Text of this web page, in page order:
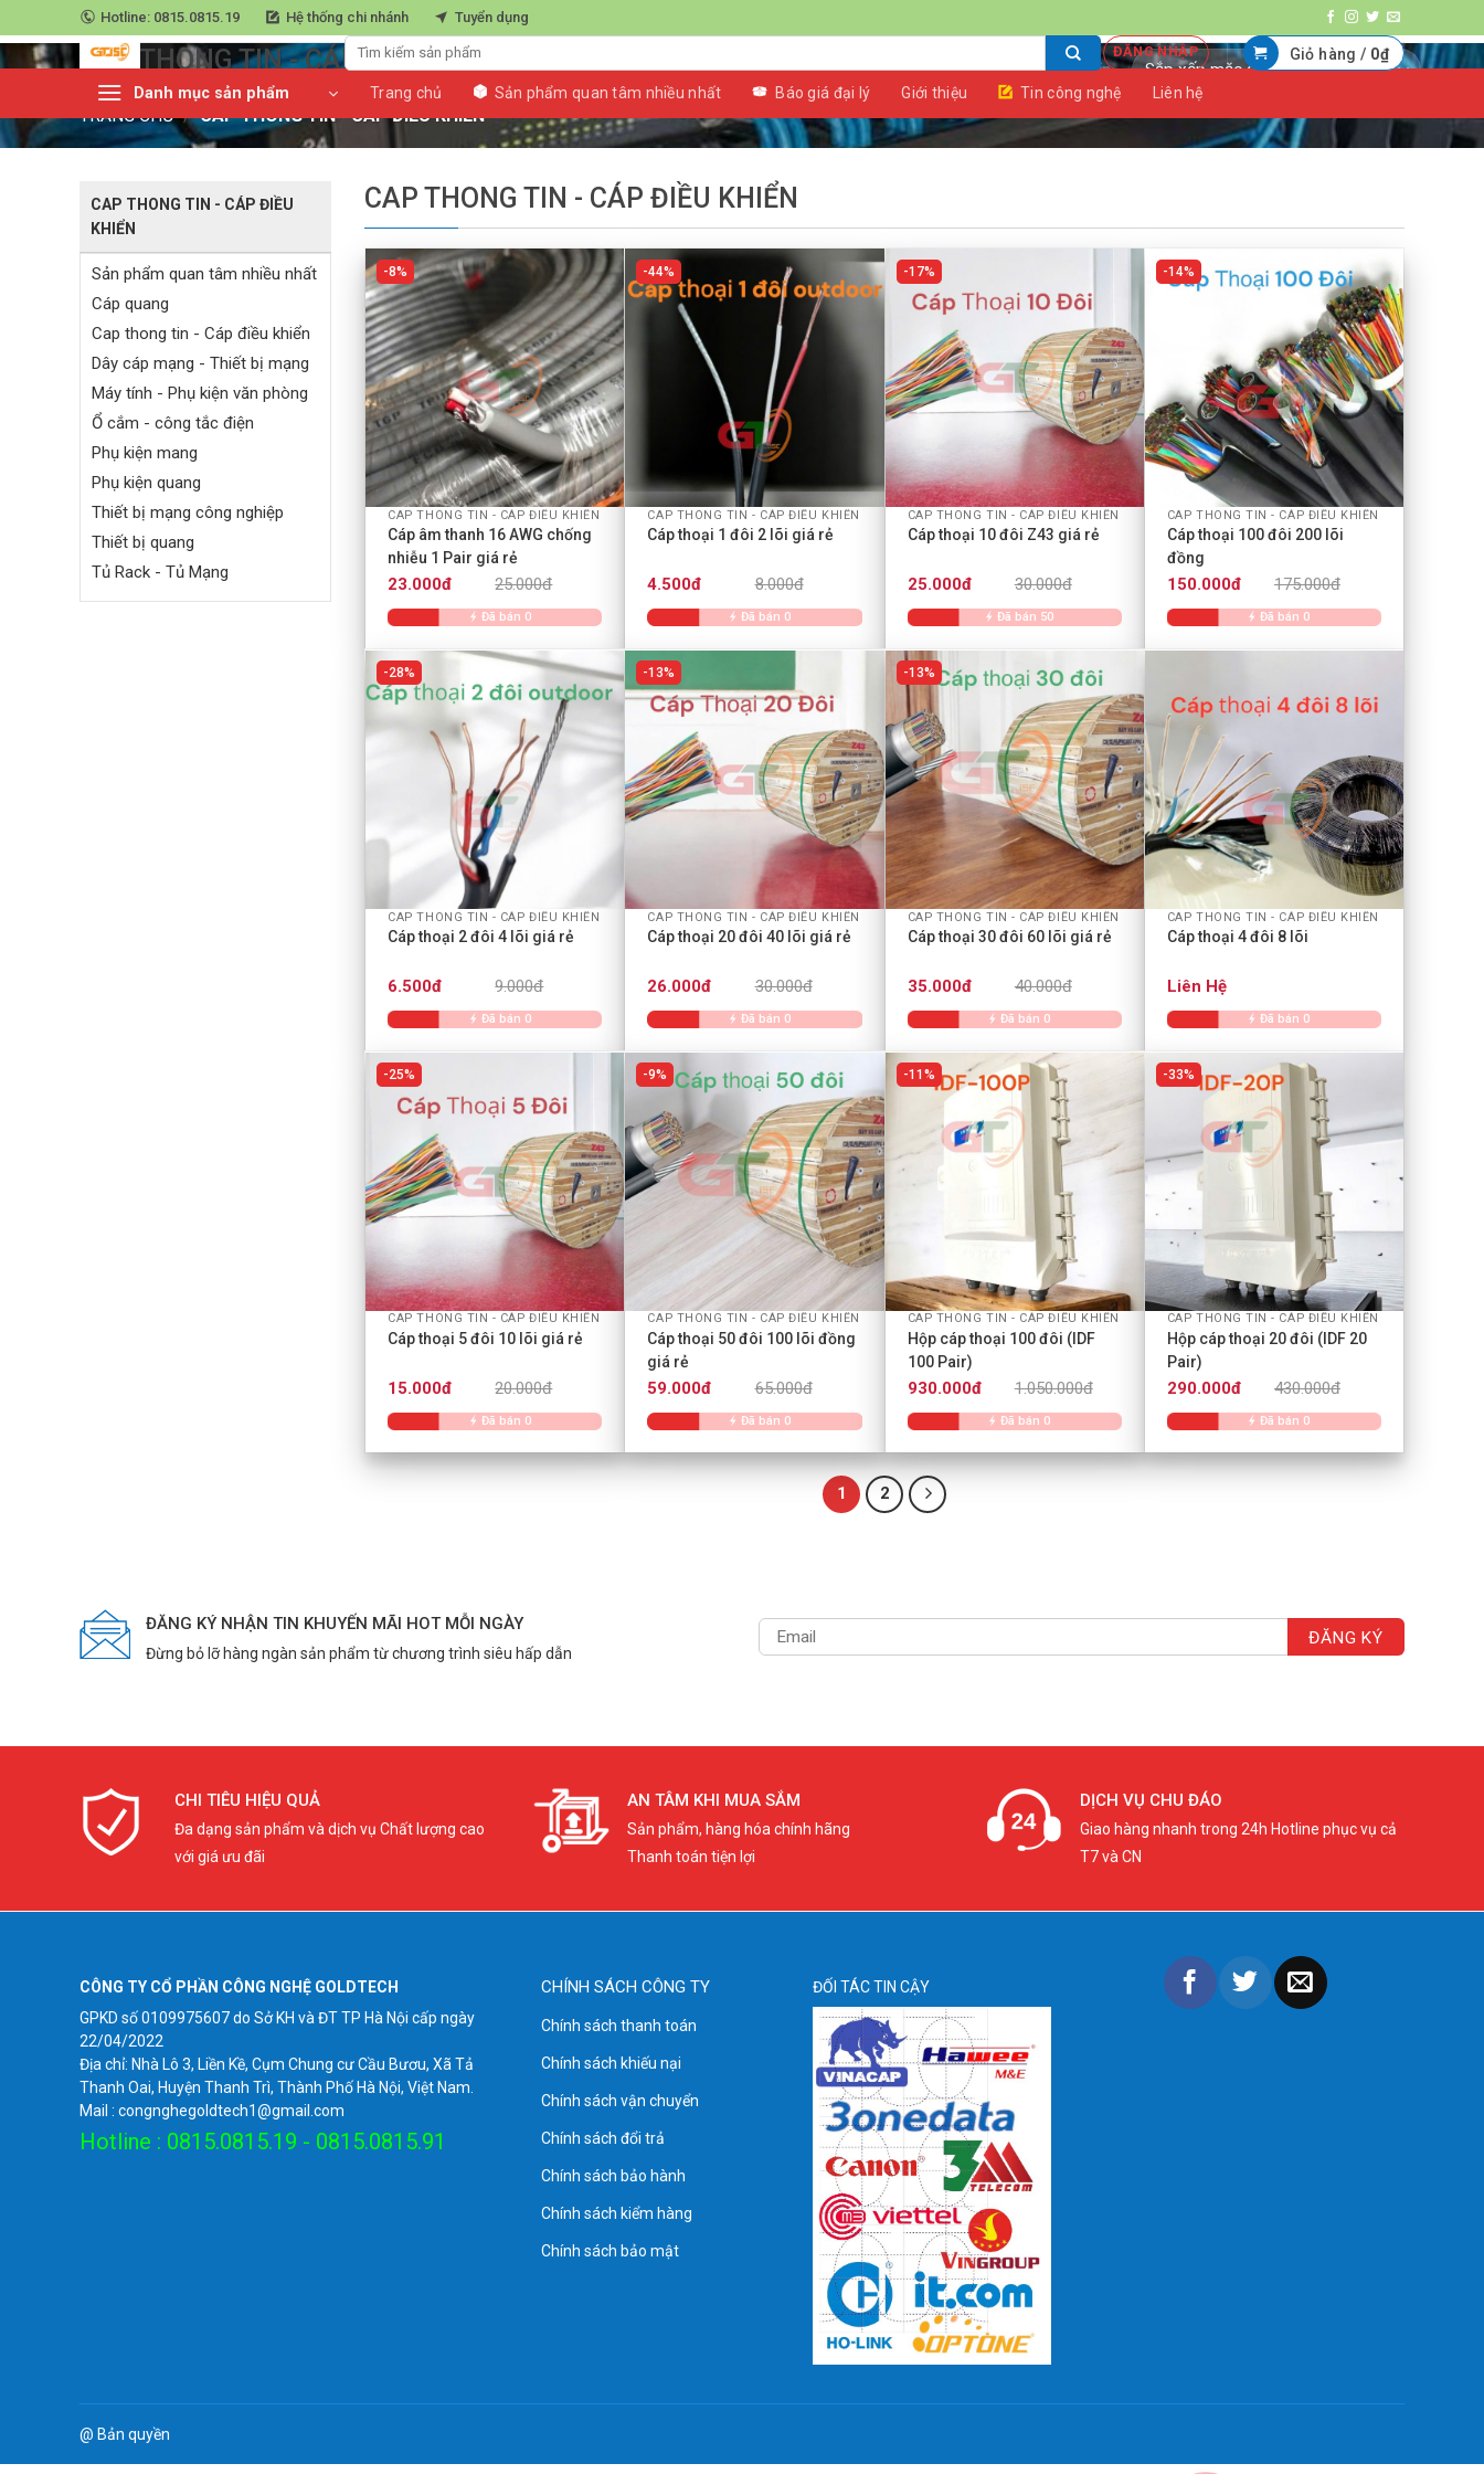
to
content
Hotline: 0815.0815.19 Hệ thống chi nhánh Tuyển dụng
ĐĂNG NHẬP Giỏ hàng / 0₫
Danh mục sản phẩm Trang chủ Sản phẩm quan tâm nhiều nhất Báo giá đại lý Giới thiệu Tin công nghệ Liên hệ
Trang chủ»Cap thong tin - Cáp điều khiển
CAP THONG TIN - CÁP ĐIỀU KHIỂN
TRANG CHỦ / CAP THONG TIN - CÁP ĐIỀU KHIỂN
CAP THONG TIN - CÁP ĐIỀU
KHIỂN
Sản phẩm quan tâm nhiều nhất
Cáp quang
Cap thong tin - Cáp điều khiển
Dây cáp mạng - Thiết bị mạng
Máy tính - Phụ kiện văn phòng
Ổ cắm - công tắc điện
Phụ kiện mang
Phụ kiện quang
Thiết bị mạng công nghiệp
Thiết bị quang
Tủ Rack - Tủ Mạng
CAP THONG TIN - CÁP ĐIỀU KHIỂN
+
8%
CAP THONG TIN - CÁP ĐIỀU KHIỂN
Cáp âm thanh 16 AWG chống
nhiễu 1 Pair giá rẻ
25.000đ
23.000đ
Đã bán 0
+
44%
CAP THONG TIN - CÁP ĐIỀU KHIỂN
Cáp thoại 1 đôi 2 lõi giá rẻ
8.000đ
4.500đ
Đã bán 0
+
17%
CAP THONG TIN - CÁP ĐIỀU KHIỂN
Cáp thoại 10 đôi Z43 giá rẻ
30.000đ
25.000đ
Đã bán 50
14%
CAP THONG TIN - CÁP ĐIỀU KHIỂN
Cáp thoại 100 đôi 200 lõi
đồng
175.000đ
150.000đ
Đã bán 0
28%
CAP THONG TIN - CÁP ĐIỀU KHIỂN
Cáp thoại 2 đôi 4 lõi giá rẻ
9.000đ
6.500đ
Đã bán 0
13%
CAP THONG TIN - CÁP ĐIỀU KHIỂN
Cáp thoại 20 đôi 40 lõi giá rẻ
30.000đ
26.000đ
Đã bán 0
+
13%
CAP THONG TIN - CÁP ĐIỀU KHIỂN
Cáp thoại 30 đôi 60 lõi giá rẻ
40.000đ
35.000đ
Đã bán 0
CAP THONG TIN - CÁP ĐIỀU KHIỂN
Cáp thoại 4 đôi 8 lõi
Liên Hệ
Đã bán 0
+
25%
CAP THONG TIN - CÁP ĐIỀU KHIỂN
Cáp thoại 5 đôi 10 lõi giá rẻ
20.000đ
15.000đ
Đã bán 0
9%
CAP THONG TIN - CÁP ĐIỀU KHIỂN
Cáp thoại 50 đôi 100 lõi đồng
giá rẻ
65.000đ
59.000đ
Đã bán 0
+
11%
CAP THONG TIN - CÁP ĐIỀU KHIỂN
Hộp cáp thoại 100 đôi (IDF
100 Pair)
1.050.000đ
930.000đ
Đã bán 0
33%
CAP THONG TIN - CÁP ĐIỀU KHIỂN
Hộp cáp thoại 20 đôi (IDF 20
Pair)
430.000đ
290.000đ
Đã bán 0
1 2
ĐĂNG KÝ NHẬN TIN KHUYẾN MÃI HOT MỖI NGÀY
Đừng bỏ lỡ hàng ngàn sản phẩm từ chương trình siêu hấp dẫn
CHI TIÊU HIỆU QUẢ
Đa dạng sản phẩm và dịch vụ Chất lượng cao
với giá ưu đãi
AN TÂM KHI MUA SẮM
Sản phẩm, hàng hóa chính hãng
Thanh toán tiện lợi
DỊCH VỤ CHU ĐÁO
Giao hàng nhanh trong 24h Hotline phục vụ cả
T7 và CN
CÔNG TY CỔ PHẦN CÔNG NGHỆ GOLDTECH
GPKD số 0109975607 do Sở KH và ĐT TP Hà Nội cấp ngày
22/04/2022
Địa chỉ: Nhà Lô 3, Liền Kề, Cụm Chung cư Cầu Bươu, Xã Tả
Thanh Oai, Huyện Thanh Trì, Thành Phố Hà Nội, Việt Nam.
Mail : congnghegoldtech1@gmail.com
Hotline : 0815.0815.19 - 0815.0815.91
CHÍNH SÁCH CÔNG TY
Chính sách thanh toán
Chính sách khiếu nại
Chính sách vận chuyển
Chính sách đổi trả
Chính sách bảo hành
Chính sách kiểm hàng
Chính sách bảo mật
ĐỐI TÁC TIN CẬY
@ Bản quyền